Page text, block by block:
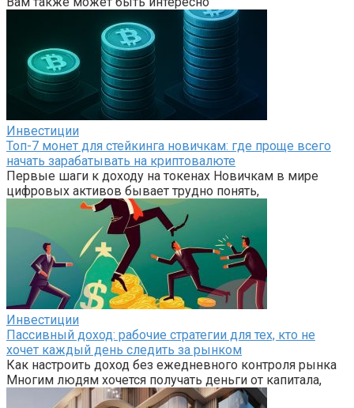
Инвестиции
Топ-7 монет для стейкинга новичкам: где проще всего
начать зарабатывать на криптовалюте
Первые шаги к доходу на токенах Новичкам в мире
цифровых активов бывает трудно понять,
Инвестиции
Пассивный доход: рабочие стратегии для тех, кто не
хочет каждый день следить за рынком
Как настроить доход без ежедневного контроля рынка
Многим людям хочется получать деньги от капитала,